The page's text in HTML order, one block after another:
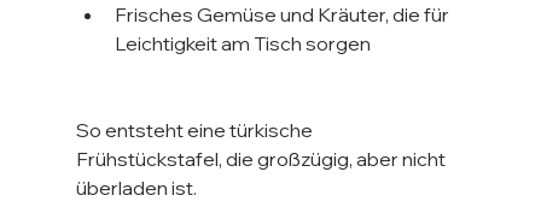
Frisches Gemüse und Kräuter, die für
Leichtigkeit am Tisch sorgen
So entsteht eine türkische
Frühstückstafel, die großzügig, aber nicht
überladen ist.